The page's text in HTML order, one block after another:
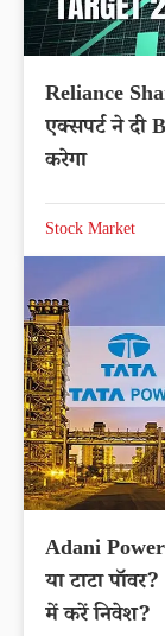
Reliance
एक्सपर्ट ने दी
करेगा
Stock Market
Adani
या टाटा
में करें निवेश?